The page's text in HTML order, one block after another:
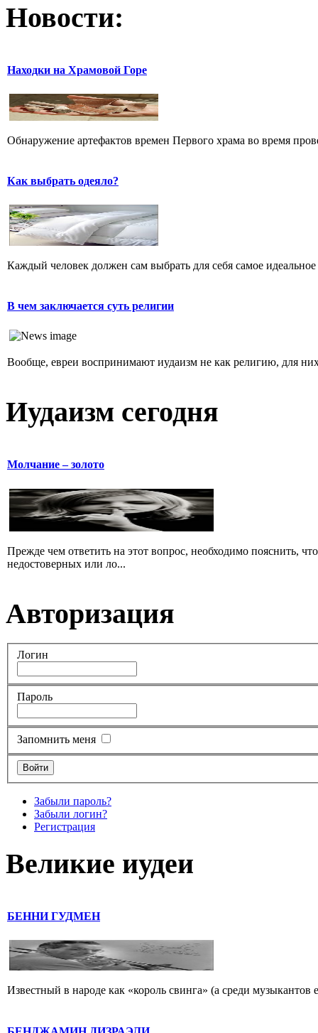
Новости:
Находки на Храмовой Горе
Обнаружение артефактов времен Первого храма во время
Как выбрать одеяло?
Каждый человек должен сам выбрать для себя самое
В чем заключается суть религии
Вообще, евреи воспринимают иудаизм не как религию, для
Иудаизм сегодня
Молчание – золото
Прежде чем ответить на этот вопрос, необходимо пояснить,
недостоверных или ло...
Авторизация
Логин
Пароль
Запомнить меня
Забыли пароль?
Забыли логин?
Регистрация
Великие иудеи
БЕННИ ГУДМЕН
Известный в народе как «король свинга» (а среди